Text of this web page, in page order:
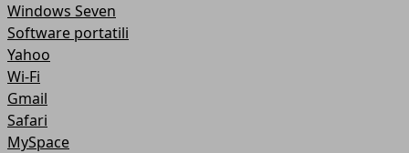
Windows Seven
Software portatili
Yahoo
Wi-Fi
Gmail
Safari
MySpace